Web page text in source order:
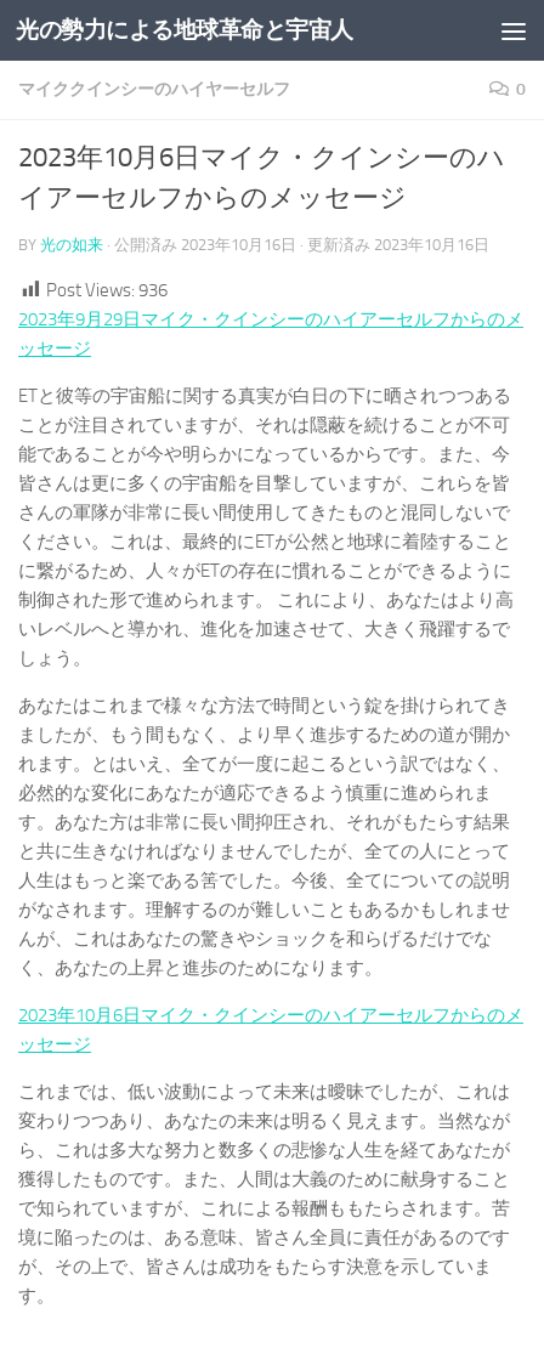
コンテンツへスキップ
光の勢力による地球革命と宇宙人
マイククインシーのハイヤーセルフ 0
2023年10月6日マイク・クインシーのハ
イアーセルフからのメッセージ
BY 光の如来 · 公開済み 2023年10月16日 · 更新済み 2023年10月16日
Post Views: 936
2023年9月29日マイク・クインシーのハイアーセルフからのメ
ッセージ
ETと彼等の宇宙船に関する真実が白日の下に晒されつつある
ことが注目されていますが、それは隠蔽を続けることが不可
能であることが今や明らかになっているからです。また、今
皆さんは更に多くの宇宙船を目撃していますが、これらを皆
さんの軍隊が非常に長い間使用してきたものと混同しないで
ください。これは、最終的にETが公然と地球に着陸すること
に繋がるため、人々がETの存在に慣れることができるように
制御された形で進められます。 これにより、あなたはより高
いレベルへと導かれ、進化を加速させて、大きく飛躍するで
しょう。
あなたはこれまで様々な方法で時間という錠を掛けられてき
ましたが、もう間もなく、より早く進歩するための道が開か
れます。とはいえ、全てが一度に起こるという訳ではなく、
必然的な変化にあなたが適応できるよう慎重に進められま
す。あなた方は非常に長い間抑圧され、それがもたらす結果
と共に生きなければなりませんでしたが、全ての人にとって
人生はもっと楽である筈でした。今後、全てについての説明
がなされます。理解するのが難しいこともあるかもしれませ
んが、これはあなたの驚きやショックを和らげるだけでな
く、あなたの上昇と進歩のためになります。
2023年10月6日マイク・クインシーのハイアーセルフからのメ
ッセージ
これまでは、低い波動によって未来は曖昧でしたが、これは
変わりつつあり、あなたの未来は明るく見えます。当然なが
ら、これは多大な努力と数多くの悲惨な人生を経てあなたが
獲得したものです。また、人間は大義のために献身すること
で知られていますが、これによる報酬ももたらされます。苦
境に陥ったのは、ある意味、皆さん全員に責任があるのです
が、その上で、皆さんは成功をもたらす決意を示していま
す。